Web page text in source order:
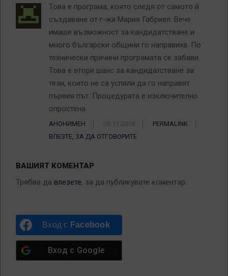
Това е програма, която следя от самото й
създаване от г-жа Мария Габриел. Вече
имаше възможност за кандидатстване и
много български общини го направиха. По
технически причини програмата се забави.
Това е втори шанс за кандидатстване за
тези, които не са успяли да го направят
първия път. Процедурата е изключително
опростена.
АНОНИМЕН 05.11.2018
PERMALINK
ВЛЕЗТЕ, ЗА ДА ОТГОВОРИТЕ
ВАШИЯТ КОМЕНТАР
Трябва да влезете, за да публикувате коментар.
Вход с Facebook
Вход с Google